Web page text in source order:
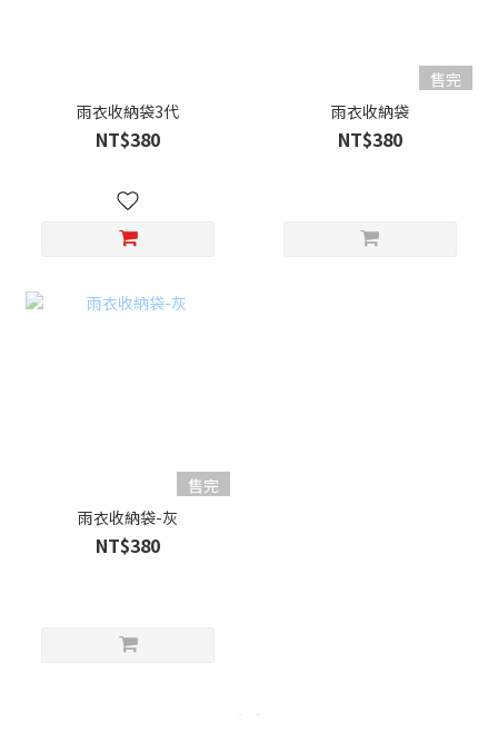
雨衣收納袋3代
NT$380
售完
雨衣收納袋
NT$380
售完
雨衣收納袋-灰
NT$380